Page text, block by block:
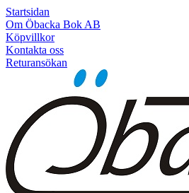
Startsidan
Om Öbacka Bok AB
Köpvillkor
Kontakta oss
Returansökan